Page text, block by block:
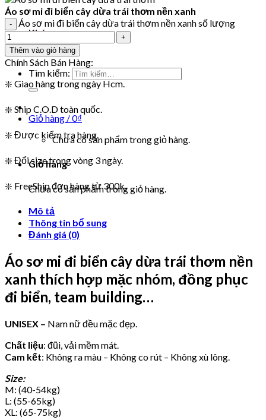
Khác
Tìm kiếm:
Giỏ hàng /0₫
Chưa có sản phẩm trong giỏ hàng.
Giỏ hàng
Chưa có sản phẩm trong giỏ hàng.
Áo sơ mi đi biển cây dừa trái thơm nền xanh
Áo sơ mi đi biển cây dừa trái thơm nền xanh số lượng
Thêm vào giỏ hàng
Chính Sách Bán Hàng:
❇️ Giao hàng trong ngày Hcm.
❇️ Ship C.O.D toàn quốc.
❇️ Được kiểm tra hàng.
❇️ Đổi size trong vòng 3 ngày.
❇️ FreeShip đơn hàng từ 300k.
Mô tả
Thông tin bổ sung
Đánh giá (0)
Áo sơ mi đi biển cây dừa trái thơm nền
xanh thích hợp mặc nhóm, đồng phục
đi biển, team building…
UNISEX – Nam nữ đều mặc đẹp.
Chất liệu: đũi, vải mềm mát.
Cam kết: Không ra màu – Không co rút – Không xù lông.
Size:
M: (40-54kg)
L: (55-65kg)
XL: (65-75kg)